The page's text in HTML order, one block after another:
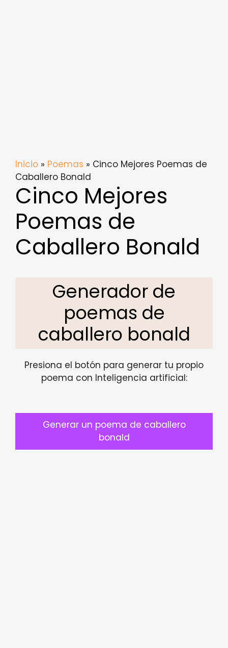
Inicio » Poemas » Cinco Mejores Poemas de
Caballero Bonald
Cinco Mejores
Poemas de
Caballero Bonald
Generador de
poemas de
caballero bonald
Presiona el botón para generar tu propio
poema con Inteligencia artificial:
Generar un poema de caballero
bonald